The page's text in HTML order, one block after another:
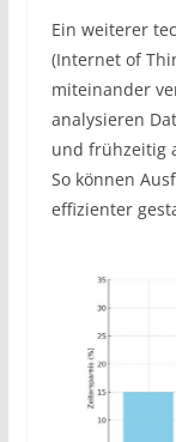
Ein weiterer
(Internet of
miteinander
analysieren
und frühzeitig
So können
effizienter